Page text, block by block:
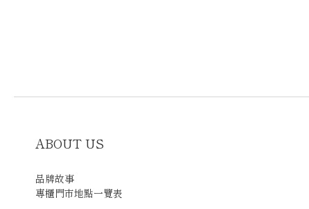
ABOUT US
品牌故事
專櫃門市地點一覽表